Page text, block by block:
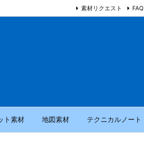
ト素材 地図素材 テクニカルノート
素材リクエスト FAQ